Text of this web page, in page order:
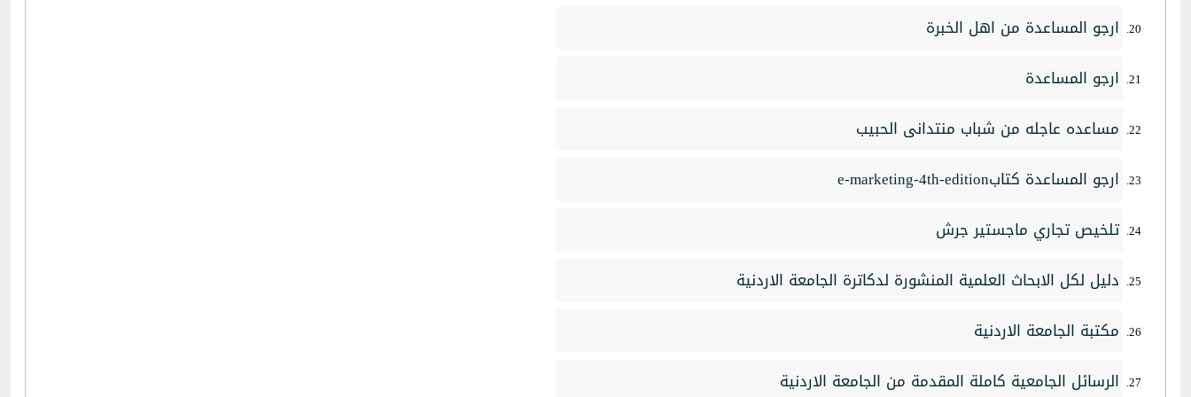
ارجو المساعدة من اهل الخبرة
ارجو المساعدة
مساعده عاجله من شباب منتدانى الحبيب
ارجو المساعدة كتابe-marketing-4th-edition
تلخيص تجاري ماجستير جرش
دليل لكل الابحاث العلمية المنشورة لدكاترة الجامعة الاردنية
مكتبة الجامعة الاردنية
الرسائل الجامعية كاملة المقدمة من الجامعة الاردنية